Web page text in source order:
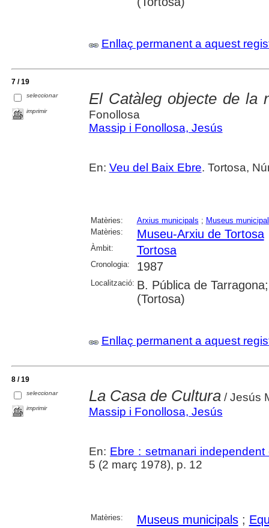
Enllaç permanent a aquest
7 / 19
seleccionar
imprimir
El Catàleg objecte de la
Fonollosa
Massip i Fonollosa, Jesús
En: Veu del Baix Ebre. Tortosa,
Matèries: Arxius municipals ; Museus
Matèries:
Museu-Arxiu de Tortosa
Àmbit: Tortosa
Cronologia: 1987
Localització: B. Pública de
(Tortosa)
Enllaç permanent a aquest
8 / 19
seleccionar
imprimir
La Casa de Cultura/ Jesús
Massip i Fonollosa, Jesús
En: Ebre : setmanari
5 (2 març 1978), p. 12
Matèries: Museus municipals;